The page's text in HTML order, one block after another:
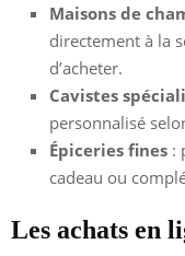
Maisons de
directement à la
d’acheter.
Cavistes
personnalisé
Épiceries fines :
cadeau ou
Les achats en